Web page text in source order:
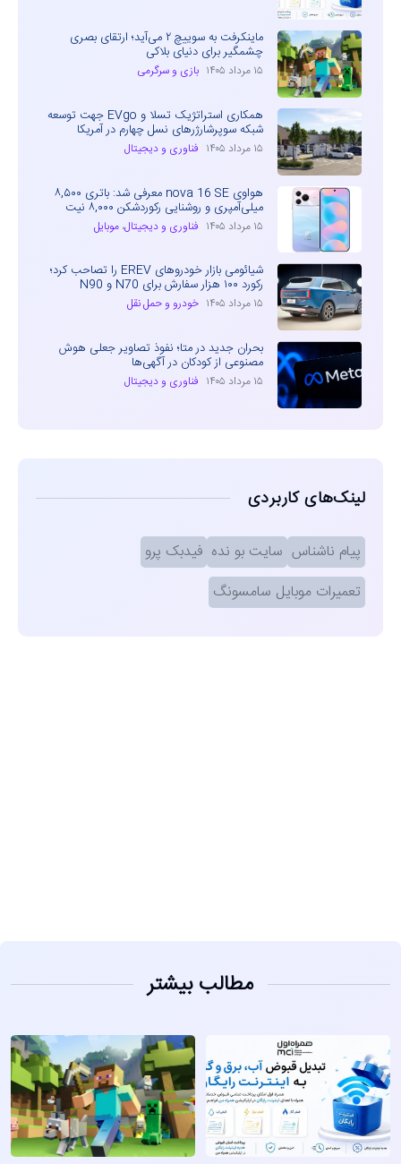
ماینکرفت به سوییچ ۲ می‌آید؛ ارتقای بصری
چشمگیر برای دنیای بلاکی
۱۵ مرداد ۱۴۰۵ بازی و سرگرمی
همکاری استراتژیک تسلا و EVgo جهت توسعه
شبکه سوپرشارژرهای نسل چهارم در آمریکا
۱۵ مرداد ۱۴۰۵ فناوری و دیجیتال
هواوی nova 16 SE معرفی شد: باتری ۸,۵۰۰
میلی‌آمپری و روشنایی رکوردشکن ۸,۰۰۰ نیت
۱۵ مرداد ۱۴۰۵ فناوری و دیجیتال، موبایل
شیائومی بازار خودروهای EREV را تصاحب کرد؛
رکورد ۱۰۰ هزار سفارش برای N70 و N90
۱۵ مرداد ۱۴۰۵ خودرو و حمل نقل
بحران جدید در متا؛ نفوذ تصاویر جعلی هوش
مصنوعی از کودکان در آگهی‌ها
۱۵ مرداد ۱۴۰۵ فناوری و دیجیتال
لینک‌های کاربردی
پیام ناشناس سایت بو نده فیدبک پرو
تعمیرات موبایل سامسونگ
مطالب بیشتر